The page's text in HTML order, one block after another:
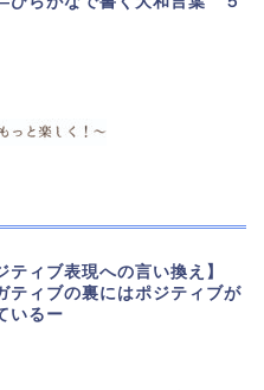
ティブ表現への言い換え】
ティブの裏にはポジティブが
いるー